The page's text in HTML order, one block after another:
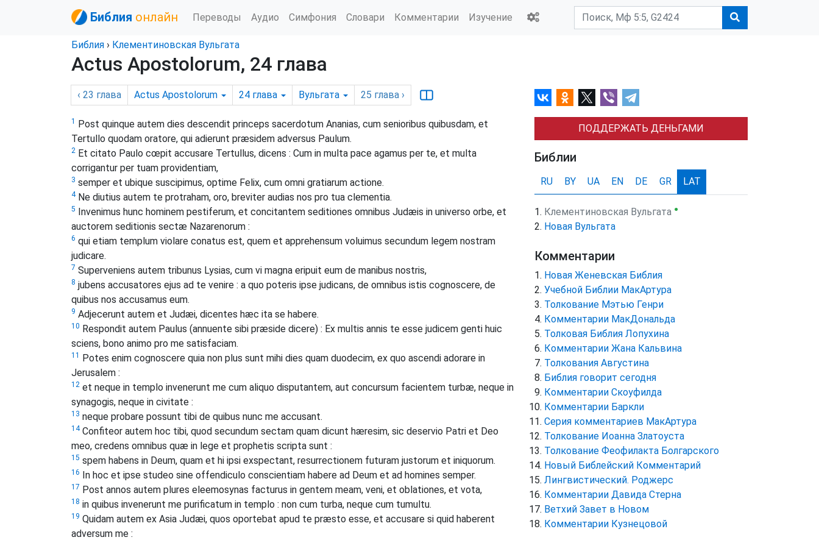
Библия онлайн Переводы Аудио Симфония Словари Комментарии Изучение
Библия › Клементиновская Вульгата
Actus Apostolorum, 24 глава
‹ 23 глава Actus Apostolorum 24 глава Вульгата 25 глава ›
1 Post quinque autem dies descendit princeps sacerdotum Ananias, cum senioribus quibusdam, et
Tertullo quodam oratore, qui adierunt præsidem adversus Paulum.
2 Et citato Paulo cœpit accusare Tertullus, dicens : Cum in multa pace agamus per te, et multa
corrigantur per tuam providentiam,
3 semper et ubique suscipimus, optime Felix, cum omni gratiarum actione.
4Ne diutius autem te protraham, oro, breviter audias nos pro tua clementia.
5 Invenimus hunc hominem pestiferum, et concitantem seditiones omnibus Judæis in universo orbe, et
auctorem seditionis sectæ Nazarenorum :
6 qui etiam templum violare conatus est, quem et apprehensum voluimus secundum legem nostram
judicare.
7 Superveniens autem tribunus Lysias, cum vi magna eripuit eum de manibus nostris,
8 jubens accusatores ejus ad te venire : a quo poteris ipse judicans, de omnibus istis cognoscere, de
quibus nos accusamus eum.
9 Adjecerunt autem et Judæi, dicentes hæc ita se habere.
10 Respondit autem Paulus (annuente sibi præside dicere) : Ex multis annis te esse judicem genti huic
sciens, bono animo pro me satisfaciam.
11 Potes enim cognoscere quia non plus sunt mihi dies quam duodecim, ex quo ascendi adorare in
Jerusalem :
12 et neque in templo invenerunt me cum aliquo disputantem, aut concursum facientem turbæ, neque in
synagogis, neque in civitate :
13 neque probare possunt tibi de quibus nunc me accusant.
14Confiteor autem hoc tibi, quod secundum sectam quam dicunt hæresim, sic deservio Patri et Deo
meo, credens omnibus quæ in lege et prophetis scripta sunt :
15 spem habens in Deum, quam et hi ipsi exspectant, resurrectionem futuram justorum et iniquorum.
16 In hoc et ipse studeo sine offendiculo conscientiam habere ad Deum et ad homines semper.
17 Post annos autem plures eleemosynas facturus in gentem meam, veni, et oblationes, et vota,
18 in quibus invenerunt me purificatum in templo : non cum turba, neque cum tumultu.
19 Quidam autem ex Asia Judæi, quos oportebat apud te præsto esse, et accusare si quid haberent
adversum me :
ПОДДЕРЖАТЬ ДЕНЬГАМИ
Библии
RU BY UA EN DE GR LAT
Клементиновская Вульгата ●
Новая Вульгата
Комментарии
Новая Женевская Библия
Учебной Библии МакАртура
Толкование Мэтью Генри
Комментарии МакДональда
Толковая Библия Лопухина
Комментарии Жана Кальвина
Толкования Августина
Библия говорит сегодня
Комментарии Скоуфилда
Комментарии Баркли
Серия комментариев МакАртура
Толкование Иоанна Златоуста
Толкование Феофилакта Болгарского
Новый Библейский Комментарий
Лингвистический. Роджерс
Комментарии Давида Стерна
Ветхий Завет в Новом
Комментарии Кузнецовой